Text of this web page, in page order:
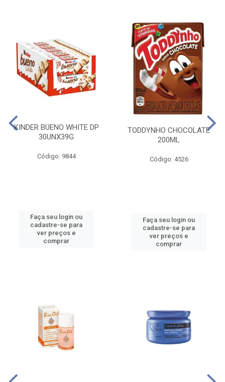
KINDER BUENO WHITE DP
30UNX39G
Código: 9844
Faça seu login ou
cadastre-se para
ver preços e
comprar
TODDYNHO CHOCOLATE
200ML
Código: 4526
Faça seu login ou
cadastre-se para
ver preços e
comprar